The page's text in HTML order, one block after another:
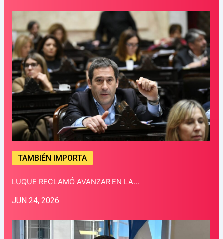
TAMBIÉN IMPORTA
LUQUE RECLAMÓ AVANZAR EN LA…
JUN 24, 2026